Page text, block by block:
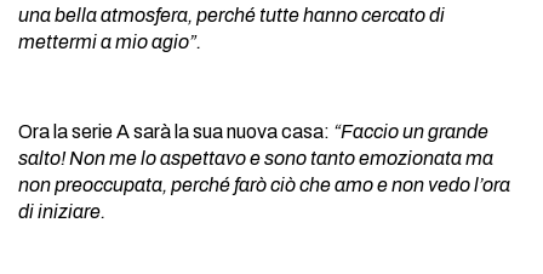
una bella atmosfera, perché tutte hanno cercato di
mettermi a mio agio”.
Ora la serie A sarà la sua nuova casa: “Faccio un grande
salto! Non me lo aspettavo e sono tanto emozionata ma
non preoccupata, perché farò ciò che amo e non vedo l’ora
di iniziare.